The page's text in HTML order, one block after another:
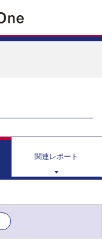
関連レポート